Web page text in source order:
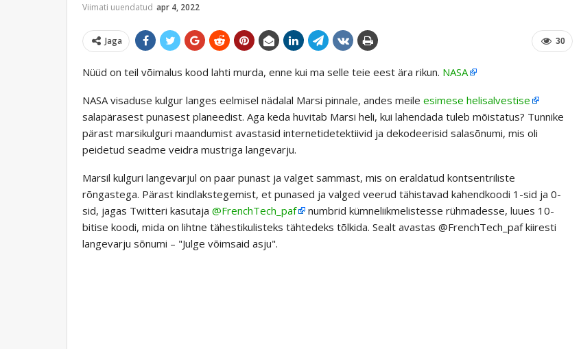
Viimati uuendatud apr 4, 2022
30
Jaga
Nüüd on teil võimalus kood lahti murda, enne kui ma selle teie eest ära rikun. NASA
NASA visaduse kulgur langes eelmisel nädalal Marsi pinnale, andes meile esimese helisalvestise
salapärasest punasest planeedist. Aga keda huvitab Marsi heli, kui lahendada tuleb mõistatus? Tunnike
pärast marsikulguri maandumist avastasid internetidetektiivid ja dekodeerisid salasõnumi, mis oli
peidetud seadme veidra mustriga langevarju.
Marsil kulguri langevarjul on paar punast ja valget sammast, mis on eraldatud kontsentriliste
rõngastega. Pärast kindlakstegemist, et punased ja valged veerud tähistavad kahendkoodi 1-sid ja 0-
sid, jagas Twitteri kasutaja @FrenchTech_paf
numbrid kümneliikmelistesse rühmadesse, luues 10-
bitise koodi, mida on lihtne tähestikulisteks tähtedeks tõlkida. Sealt avastas @FrenchTech_paf kiiresti
langevarju sõnumi – "Julge võimsaid asju".